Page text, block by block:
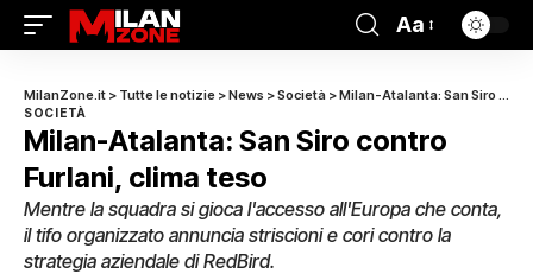
Aa
MilanZone.it > Tutte le notizie >News >Società >Milan-Atalanta: San Siro contro Furlani, clima teso
SOCIETÀ
Milan-Atalanta: San Siro contro
Furlani, clima teso
Mentre la squadra si gioca l'accesso all'Europa che conta,
il tifo organizzato annuncia striscioni e cori contro la
strategia aziendale di RedBird.